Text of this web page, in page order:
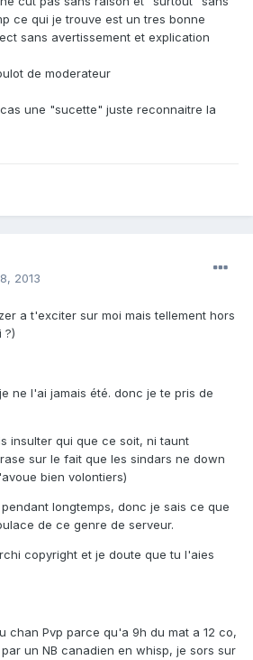
ce qui je trouve est un tres bonne
sans avertissement et explication
de moderateur
une "sucette" juste reconnaitre la
2013
a t'exciter sur moi mais tellement hors
?)
ne l'ai jamais été. donc je te pris de
insulter qui que ce soit, ni taunt
sur le fait que les sindars ne down
bien volontiers)
longtemps, donc je sais ce que
de ce genre de serveur.
copyright et je doute que tu l'aies
chan Pvp parce qu'a 9h du mat a 12 co,
un NB canadien en whisp, je sors sur